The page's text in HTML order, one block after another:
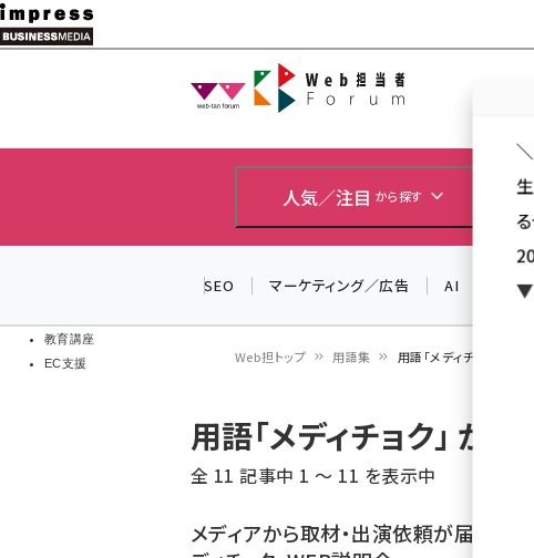
メ
イ
教育講座
EC支援
Web担当者
人気／注目 から探す
SEO マーケティング／広告 AI SNS
ン
く
ず
Web担トップ 用語集 用語「メディチョク」 が
用語「メディチョク」 が
全 11 記事中 1 ～ 11 を表示中
メディアから取材・出演依頼が届く『メ
▼